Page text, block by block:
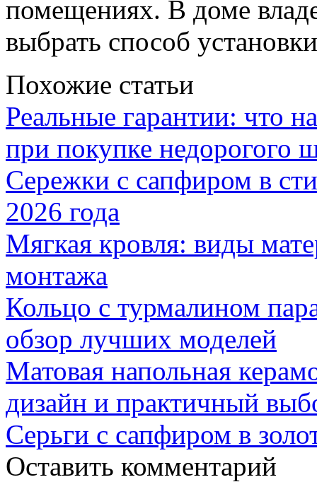
помещениях. В доме
выбрать способ
Похожие статьи
Реальные гарантии: что
при покупке недорогого
Сережки с сапфиром в
2026 года
Мягкая кровля: виды
монтажа
Кольцо с турмалином
обзор лучших моделей
Матовая напольная
дизайн и практичный
Серьги с сапфиром в
Оставить комментарий